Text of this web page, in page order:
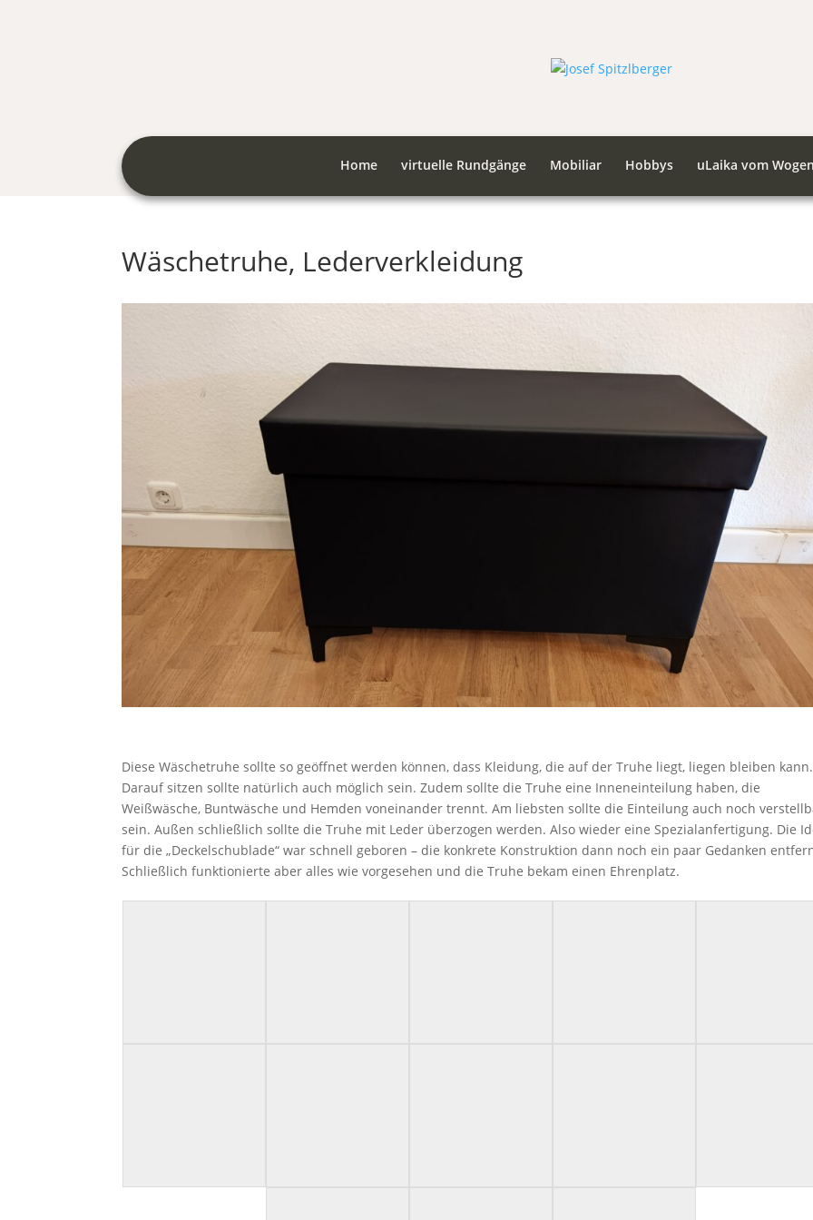
Home virtuelle Rundgänge Mobiliar Hobbys uLaika vom
Wäschetruhe, Lederverkleidung
Diese Wäschetruhe sollte so geöffnet werden können, dass Kleidung, die auf der Truhe liegt, liegen bleiben kann.
Darauf sitzen sollte natürlich auch möglich sein. Zudem sollte die Truhe eine Inneneinteilung haben, die
Weißwäsche, Buntwäsche und Hemden voneinander trennt. Am liebsten sollte die Einteilung auch noch
sein. Außen schließlich sollte die Truhe mit Leder überzogen werden. Also wieder eine Spezialanfertigung. Die
für die „Deckelschublade“ war schnell geboren – die konkrete Konstruktion dann noch ein paar Gedanken
Schließlich funktionierte aber alles wie vorgesehen und die Truhe bekam einen Ehrenplatz.